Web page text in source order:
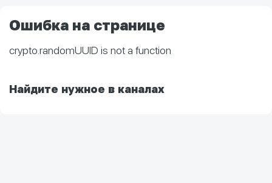
Ошибка на странице
crypto.randomUUID is not a function
Найдите нужное в каналах